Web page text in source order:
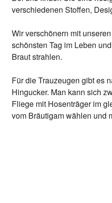
verschiedenen Stoffen,
Wir verschönern mit
schönsten Tag im Leben
Braut strahlen.
Für die Trauzeugen gibt es
Hingucker. Man kann sich
Fliege mit Hosenträger im
vom Bräutigam wählen und